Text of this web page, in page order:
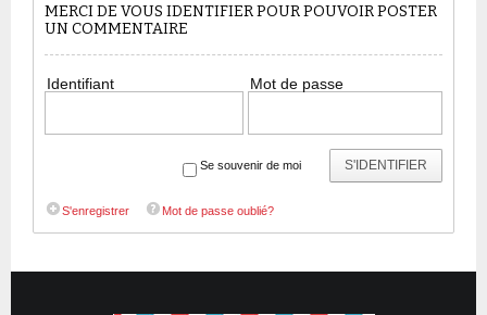
MERCI DE VOUS IDENTIFIER POUR POUVOIR POSTER
UN COMMENTAIRE
Identifiant Mot de passe
S'IDENTIFIER
Se souvenir de moi
S'enregistrer Mot de passe oublié?